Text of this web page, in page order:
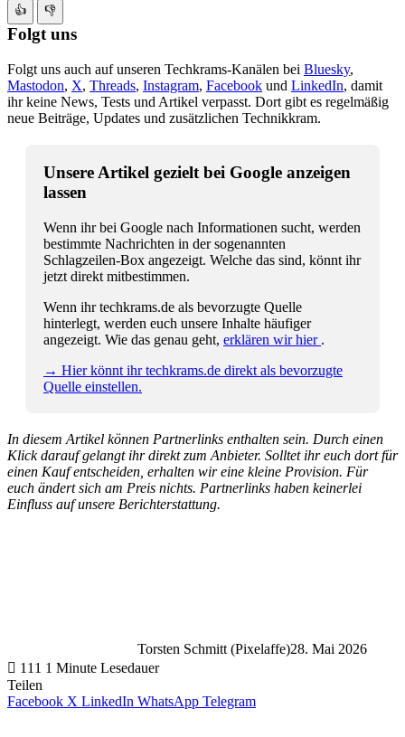
👍 👎
Folgt uns
Folgt uns auch auf unseren Techkrams-Kanälen bei Bluesky,
Mastodon, X, Threads, Instagram, Facebook und LinkedIn, damit
ihr keine News, Tests und Artikel verpasst. Dort gibt es regelmäßig
neue Beiträge, Updates und zusätzlichen Technikkram.
Unsere Artikel gezielt bei Google anzeigen
lassen
Wenn ihr bei Google nach Informationen sucht, werden
bestimmte Nachrichten in der sogenannten
Schlagzeilen-Box angezeigt. Welche das sind, könnt ihr
jetzt direkt mitbestimmen.
Wenn ihr techkrams.de als bevorzugte Quelle
hinterlegt, werden euch unsere Inhalte häufiger
angezeigt. Wie das genau geht, erklären wir hier .
→ Hier könnt ihr techkrams.de direkt als bevorzugte
Quelle einstellen.
In diesem Artikel können Partnerlinks enthalten sein. Durch einen
Klick darauf gelangt ihr direkt zum Anbieter. Solltet ihr euch dort für
einen Kauf entscheiden, erhalten wir eine kleine Provision. Für
euch ändert sich am Preis nichts. Partnerlinks haben keinerlei
Einfluss auf unsere Berichterstattung.
Torsten Schmitt (Pixelaffe)28. Mai 2026
111 1 Minute Lesedauer
Teilen
Facebook X LinkedIn WhatsApp Telegram